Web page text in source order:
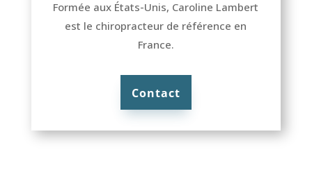
Formée aux États-Unis, Caroline Lambert
est le chiropracteur de référence en
France.
Contact